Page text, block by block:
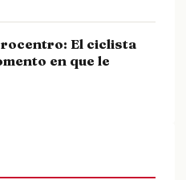
El ciclista
en que le